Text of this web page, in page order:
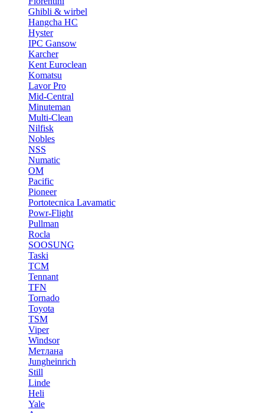
Ghibli & wirbel
Hangcha HC
Hyster
IPC Gansow
Karcher
Kent Euroclean
Komatsu
Lavor Pro
Mid-Central
Minuteman
Multi-Clean
Nilfisk
Nobles
NSS
Numatic
OM
Pacific
Pioneer
Portotecnica Lavamatic
Powr-Flight
Pullman
Rocla
SOOSUNG
Taski
TCM
Tennant
TFN
Tornado
Toyota
TSM
Viper
Windsor
Метлана
Jungheinrich
Still
Linde
Heli
Yale